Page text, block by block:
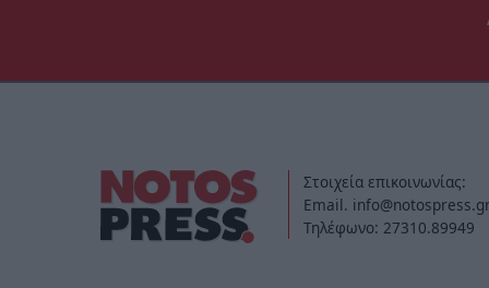
Στοιχεία επικοινωνίας:
Email. info@notospress.gr
Τηλέφωνο: 27310.89949